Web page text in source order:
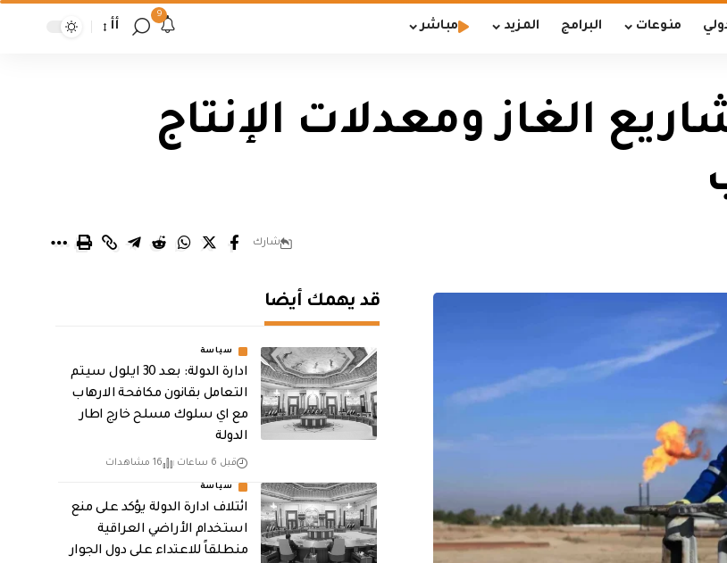
منوعات البرامج المزيد مباشر
9
أأ
الغاز ومعدلات الإنتاج
شارك
قد يهمك أيضا
سياسة
ادارة الدولة: بعد 30 ايلول سيتم
التعامل بقانون مكافحة الارهاب
مع اي سلوك مسلح خارج اطار
الدولة
قبل 6 ساعات 16 مشاهدات
سياسة
ائتلاف ادارة الدولة يؤكد على منع
استخدام الأراضي العراقية
منطلقاً للاعتداء على دول الجوار